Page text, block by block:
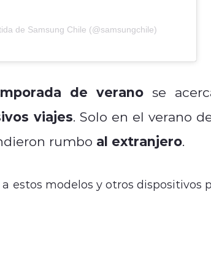
de Samsung Chile (@samsungchile)
de verano se
viajes. Solo en el verano
rumbo al extranjero.
estos modelos y otros dispositivos